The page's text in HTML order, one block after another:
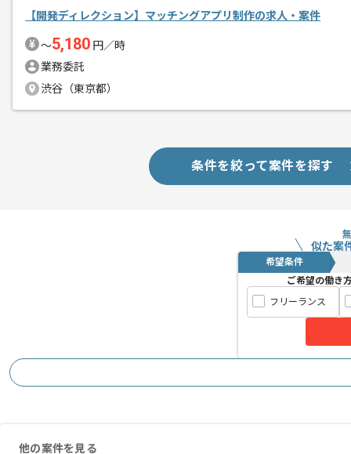
【開発ディレクション】マッチングアプリ制作の求人・案件
〜5,180 円／時
業務委託
渋谷（東京都）
条件を絞って案件を探す
似た案
希望条件
ご希望の働き
フリーランス
他の案件を見る